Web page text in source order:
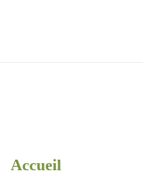
Accueil